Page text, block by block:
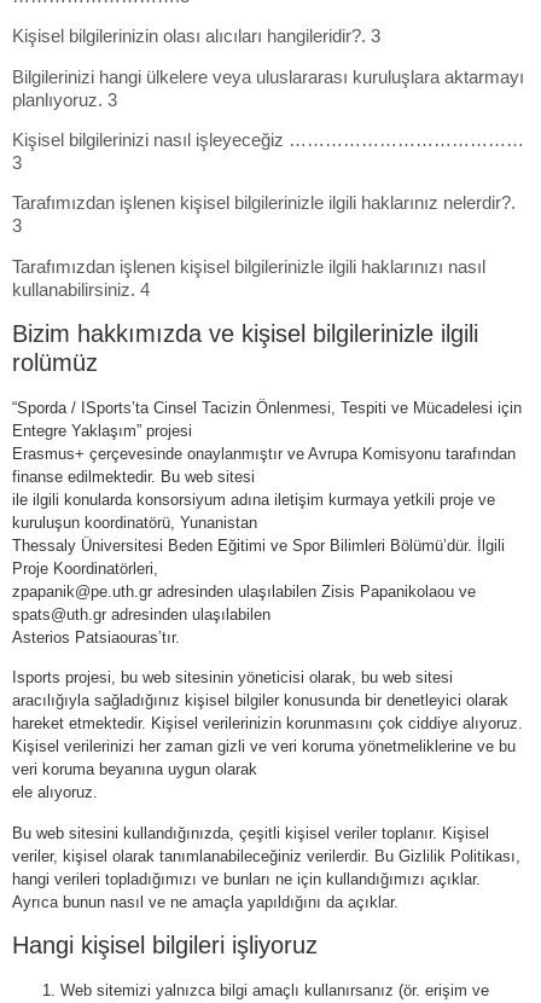
Kişisel bilgilerinizin olası alıcıları hangileridir?. 3
Bilgilerinizi hangi ülkelere veya uluslararası kuruluşlara aktarmayı
planlıyoruz. 3
Kişisel bilgilerinizi nasıl işleyeceğiz …………………………………
3
Tarafımızdan işlenen kişisel bilgilerinizle ilgili haklarınız nelerdir?.
3
Tarafımızdan işlenen kişisel bilgilerinizle ilgili haklarınızı nasıl
kullanabilirsiniz. 4
Bizim hakkımızda ve kişisel bilgilerinizle ilgili
rolümüz
“Sporda / ISports’ta Cinsel Tacizin Önlenmesi, Tespiti ve Mücadelesi için
Entegre Yaklaşım” projesi
Erasmus+ çerçevesinde onaylanmıştır ve Avrupa Komisyonu tarafından
finanse edilmektedir. Bu web sitesi
ile ilgili konularda konsorsiyum adına iletişim kurmaya yetkili proje ve
kuruluşun koordinatörü, Yunanistan
Thessaly Üniversitesi Beden Eğitimi ve Spor Bilimleri Bölümü’dür. İlgili
Proje Koordinatörleri,
zpapanik@pe.uth.gr adresinden ulaşılabilen Zisis Papanikolaou ve
spats@uth.gr adresinden ulaşılabilen
Asterios Patsiaouras’tır.
Isports projesi, bu web sitesinin yöneticisi olarak, bu web sitesi
aracılığıyla sağladığınız kişisel bilgiler konusunda bir denetleyici olarak
hareket etmektedir. Kişisel verilerinizin korunmasını çok ciddiye alıyoruz.
Kişisel verilerinizi her zaman gizli ve veri koruma yönetmeliklerine ve bu
veri koruma beyanına uygun olarak
ele alıyoruz.
Bu web sitesini kullandığınızda, çeşitli kişisel veriler toplanır. Kişisel
veriler, kişisel olarak tanımlanabileceğiniz verilerdir. Bu Gizlilik Politikası,
hangi verileri topladığımızı ve bunları ne için kullandığımızı açıklar.
Ayrıca bunun nasıl ve ne amaçla yapıldığını da açıklar.
Hangi kişisel bilgileri işliyoruz
Web sitemizi yalnızca bilgi amaçlı kullanırsanız (ör. erişim ve